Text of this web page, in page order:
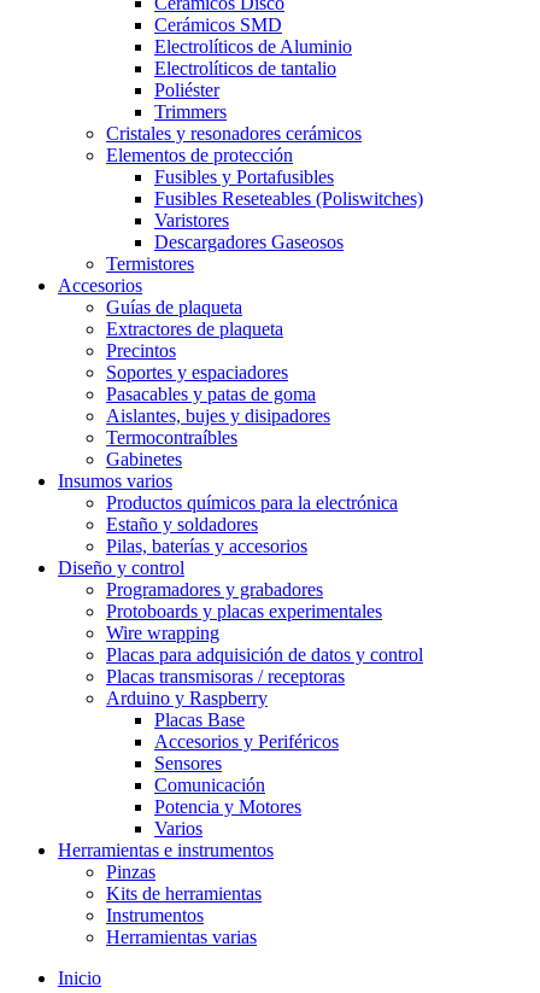
Cerámicos SMD
Electrolíticos de Aluminio
Electrolíticos de tantalio
Poliéster
Trimmers
Cristales y resonadores cerámicos
Elementos de protección
Fusibles y Portafusibles
Fusibles Reseteables (Poliswitches)
Varistores
Descargadores Gaseosos
Termistores
Accesorios
Guías de plaqueta
Extractores de plaqueta
Precintos
Soportes y espaciadores
Pasacables y patas de goma
Aislantes, bujes y disipadores
Termocontraíbles
Gabinetes
Insumos varios
Productos químicos para la electrónica
Estaño y soldadores
Pilas, baterías y accesorios
Diseño y control
Programadores y grabadores
Protoboards y placas experimentales
Wire wrapping
Placas para adquisición de datos y control
Placas transmisoras / receptoras
Arduino y Raspberry
Placas Base
Accesorios y Periféricos
Sensores
Comunicación
Potencia y Motores
Varios
Herramientas e instrumentos
Pinzas
Kits de herramientas
Instrumentos
Herramientas varias
Inicio